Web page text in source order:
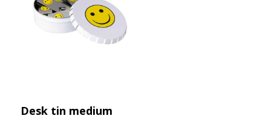
Desk tin medium